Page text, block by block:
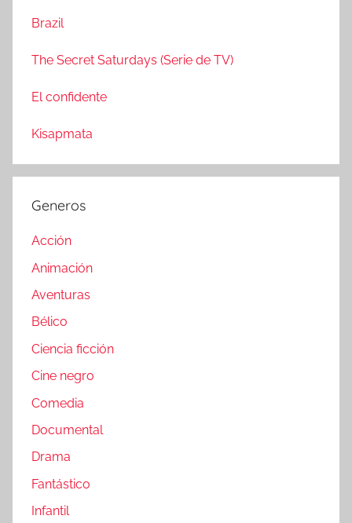
Brazil
The Secret Saturdays (Serie de TV)
El confidente
Kisapmata
Generos
Acción
Animación
Aventuras
Bélico
Ciencia ficción
Cine negro
Comedia
Documental
Drama
Fantástico
Infantil